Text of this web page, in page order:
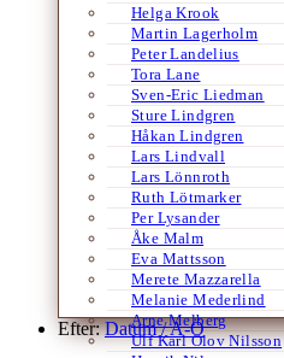
Helga Krook
Martin Lagerholm
Peter Landelius
Tora Lane
Sven-Eric Liedman
Sture Lindgren
Håkan Lindgren
Lars Lindvall
Lars Lönnroth
Ruth Lötmarker
Per Lysander
Åke Malm
Eva Mattsson
Merete Mazzarella
Melanie Mederlind
Arne Melberg
Ulf Karl Olov Nilsson
Efter:Datum /A-Ö